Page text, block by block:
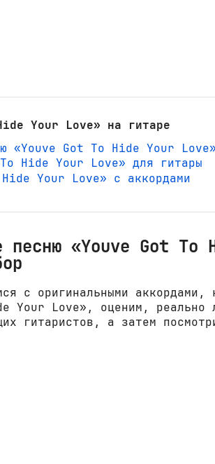
Your Love» на гитаре
«Youve Got To Hide Your Love»
Hide Your Love» для гитары
Your Love» с аккордами
песню «Youve Got To
с оригинальными аккордами,
Your Love», оценим, реально
гитаристов, а затем